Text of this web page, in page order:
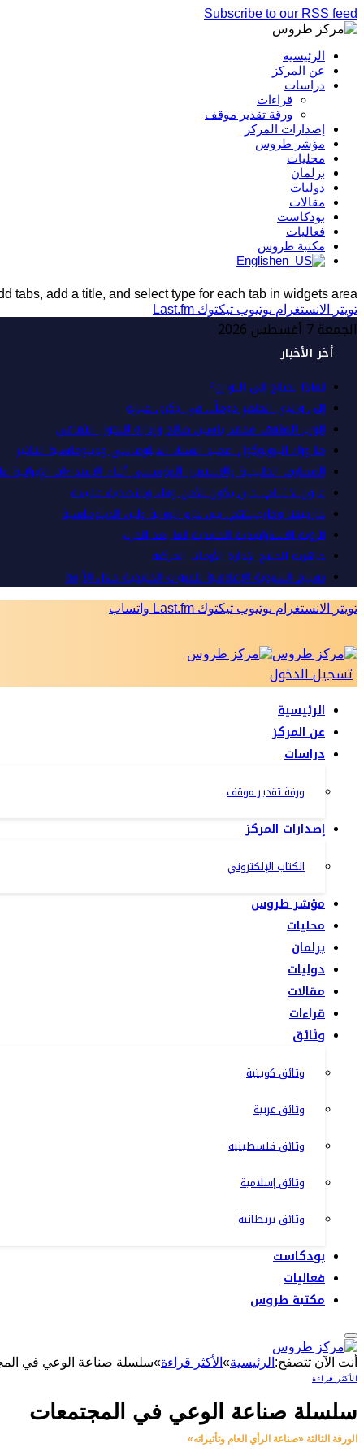
Subscribe to our RSS feed
الرئيسية
عن المركز
دراسات
قراءات
ورقة تقدير موقف
إصدارات المركز
مؤشر طروس
محليات
برلمان
دوليات
مقالات
بودكاست
فعاليات
مكتبة طروس
English
tabs, add a title, and select type for each tab in widgets area.
تويتر
الانستغرام يوتيوب تيكتوك Last.fm
الجمعة 7 أغسطس 2026
أخر الأخبار
لماذا نحتاج إلى التوازن؟
إلى والدِي الحاضرِ دوماً… في ذِكرى غيابِه
الوزير المثقف محمد ياسين صالح وإدارة التحول الثقافي
ما وراء البروتوكول: عميد السلك الدبلوماسي ودبلوماسية التأثير
المصارف الخليجية والاستقرار المؤسسي أثناء الاعتداءات
عيون لا تنام.. حين يكون الأمن وفاء والتضحية عقيدة
خارجيتنا وخارجيتهم.. بين حزم الرواية ولين الدبلوماسية
الرؤية الاستراتيجية الخليجية لما بعد الحرب
جاهزية الخليج لإدارة الأزمات المركبة
تقييم السردية الإعلامية للقنوات الخليجية خلال الأزمة
تويتر الانستغرام يوتيوب تيكتوك Last.fm واتساب
تسجيل الدخول
الرئيسية
عن المركز
دراسات
ورقة تقدير موقف
إصدارات المركز
الكتاب الإلكتروني
مؤشر طروس
محليات
برلمان
دوليات
مقالات
قراءات
وثائق
وثائق كويتية
وثائق عربية
وثائق فلسطينية
وثائق إسلامية
وثائق بريطانية
بودكاست
فعاليات
مكتبة طروس
أنت الآن تتصفح: الرئيسية» الأكثر قراءة»سلسلة صناعة الوعي في
الأكثر قراءة
سلسلة صناعة الوعي في المجتمعات
الورقة الثالثة «صناعة الرأي العام وتأثيراته»